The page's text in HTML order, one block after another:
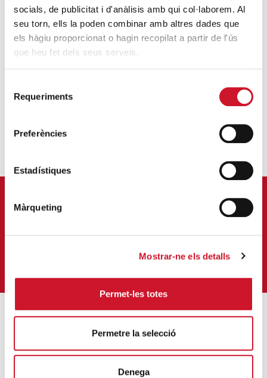
socials, de publicitat i d'anàlisis amb qui col·laborem. Al
seu torn, ells la poden combinar amb altres dades que
els hàgiu proporcionat o hagin recopilat a partir de l'ús
que heu fet dels seus serveis.
Requeriments
Preferències
Estadístiques
Màrqueting
Mostrar-ne els detalls
Permet-les totes
Permetre la selecció
Denega
infocaritas@caritas.barcelona
E *
QUIERO SUSCRIBIRME
ENTRADAS MÁS POPULARES
Un cambio renovador